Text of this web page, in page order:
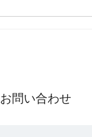
お問い合わせ